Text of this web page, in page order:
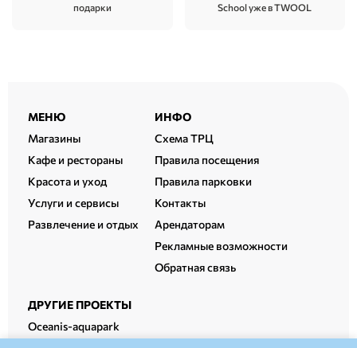
подарки
School уже в TWOOL
Расширенный
подвал
МЕНЮ
Магазины
Кафе и рестораны
Красота и уход
Услуги и сервисы
Развлечение и отдых
ИНФО
Схема ТРЦ
Правила посещения
Правила парковки
Контакты
Арендаторам
Рекламные возможности
Обратная связь
ДРУГИЕ ПРОЕКТЫ
Oceanis-aquapark